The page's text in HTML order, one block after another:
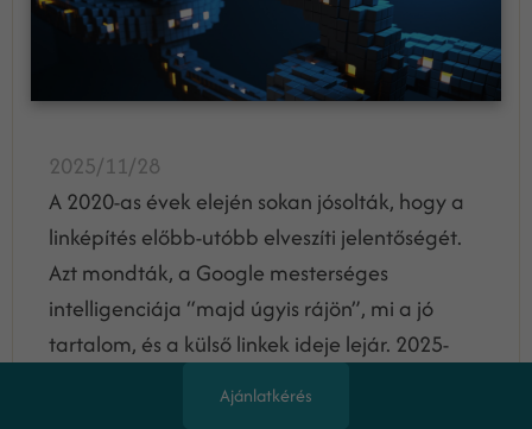
2025/11/28
A 2020-as évek elején sokan jósolták, hogy a
linképítés előbb-utóbb elveszíti jelentőségét.
Azt mondták, a Google mesterséges
intelligenciája “majd úgyis rájön”, mi a jó
tartalom, és a külső linkek ideje lejár. 2025-
Ajánlatkérés